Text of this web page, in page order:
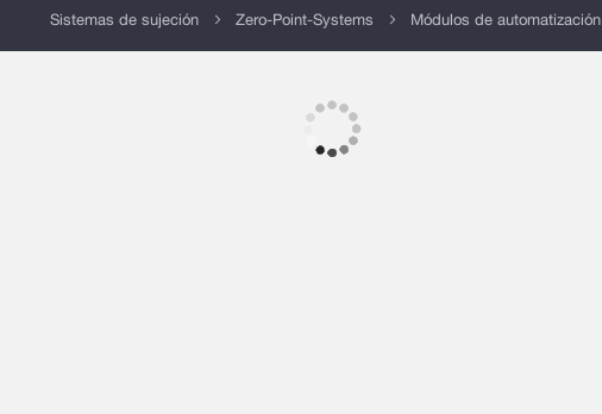
Sistemas de sujeción Zero-Point-Systems Módulos de automatización